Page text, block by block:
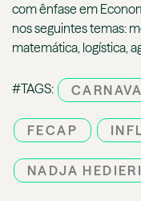
com ênfase em
nos seguintes temas:
matemática, logística,
#TAGS:
FECAP
NADJA